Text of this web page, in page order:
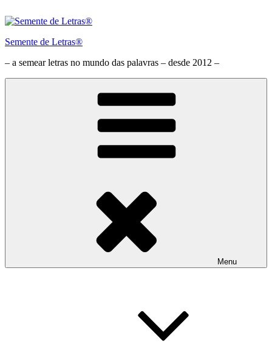
para
conteúdo
Semente de Letras®
– a semear letras no mundo das palavras – desde 2012 –
Menu